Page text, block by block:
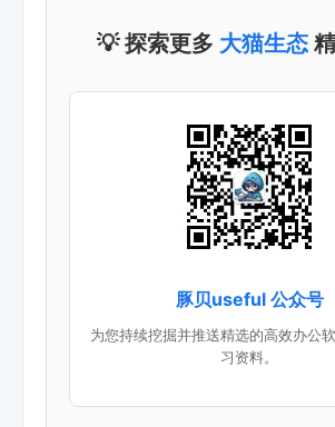
💡 探索更多 大猫生态
豚贝useful 公众号
为您持续挖掘并推送精选的高效办公
习资料。